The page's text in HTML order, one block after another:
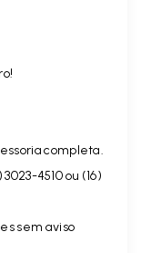
completa.
4510 ou (16)
sem aviso